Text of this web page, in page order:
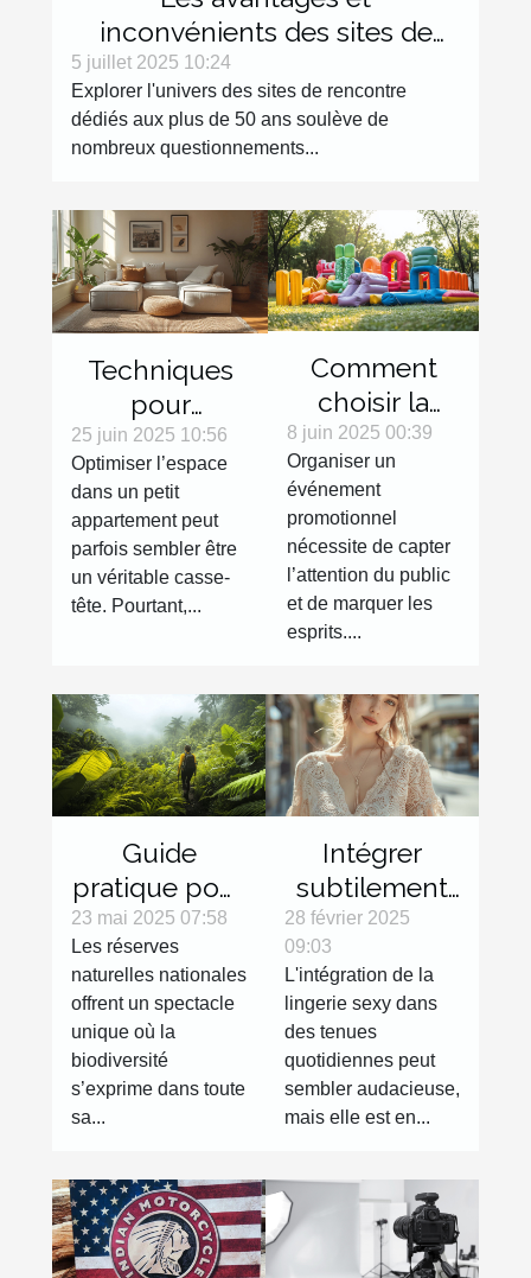
inconvénients des sites de
rencontre dédiés aux plus de
50 ans
5 juillet 2025 10:24
Explorer l'univers des sites de rencontre
dédiés aux plus de 50 ans soulève de
nombreux questionnements...
Techniques
pour
maximiser
l'espace dans
les petits
appartements
25 juin 2025 10:56
Optimiser l’espace
dans un petit
appartement peut
parfois sembler être
un véritable casse-
tête. Pourtant,...
Comment
choisir la
meilleure
structure
gonflable
pour votre
événement
promotionnel
8 juin 2025 00:39
Organiser un
événement
promotionnel
nécessite de capter
l’attention du public
et de marquer les
esprits....
Guide
pratique pour
explorer les
réserves
naturelles
nationales
23 mai 2025 07:58
Les réserves
naturelles nationales
offrent un spectacle
unique où la
biodiversité
s’exprime dans toute
sa...
Intégrer
subtilement
la lingerie
sexy dans
des tenues
de tous les
jours
28 février 2025
09:03
L'intégration de la
lingerie sexy dans
des tenues
quotidiennes peut
sembler audacieuse,
mais elle est en...